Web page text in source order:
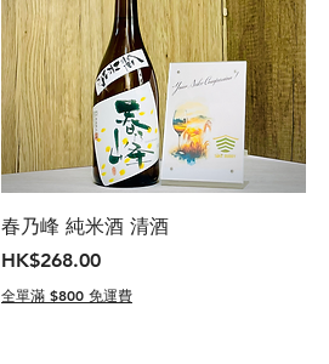
春乃峰 純米酒 清酒
價格
HK$268.00
全單滿 $800 免運費